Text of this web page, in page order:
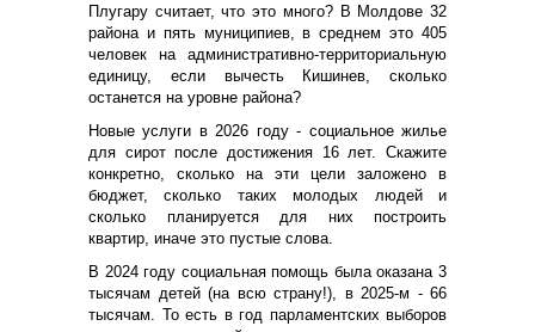
Плугару считает, что это много? В Молдове 32
района и пять муниципиев, в среднем это 405
человек на административно-территориальную
единицу, если вычесть Кишинев, сколько
останется на уровне района?
Новые услуги в 2026 году - социальное жилье
для сирот после достижения 16 лет. Скажите
конкретно, сколько на эти цели заложено в
бюджет, сколько таких молодых людей и
сколько планируется для них построить
квартир, иначе это пустые слова.
В 2024 году социальная помощь была оказана 3
тысячам детей (на всю страну!), в 2025-м - 66
тысячам. То есть в год парламентских выборов